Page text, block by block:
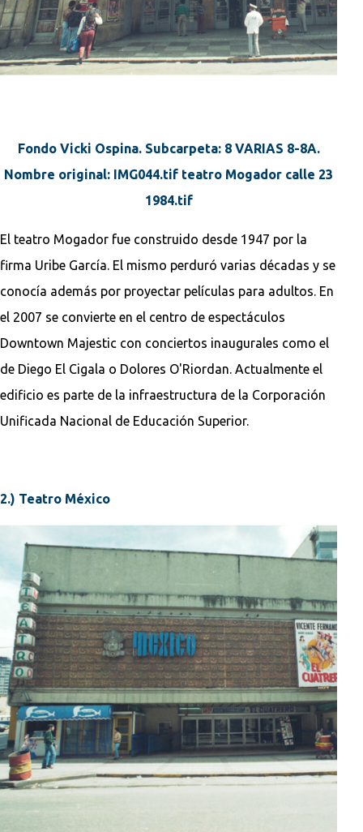
Fondo Vicki Ospina. Subcarpeta: 8 VARIAS 8-8A.
Nombre original: IMG044.tif teatro Mogador calle 23
1984.tif
El teatro Mogador fue construido desde 1947 por la
firma Uribe García. El mismo perduró varias décadas y se
conocía además por proyectar películas para adultos. En
el 2007 se convierte en el centro de espectáculos
Downtown Majestic con conciertos inaugurales como el
de Diego El Cigala o Dolores O'Riordan. Actualmente el
edificio es parte de la infraestructura de la Corporación
Unificada Nacional de Educación Superior.
2.) Teatro México